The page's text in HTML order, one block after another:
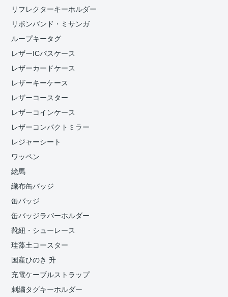
リフレクターキーホルダー
リボンバンド・ミサンガ
ループキータグ
レザーICパスケース
レザーカードケース
レザーキーケース
レザーコースター
レザーコインケース
レザーコンパクトミラー
レジャーシート
ワッペン
絵馬
織布缶バッジ
缶バッジ
缶バッジラバーホルダー
靴紐・シューレース
珪藻土コースター
国産ひのき 升
充電ケーブルストラップ
刺繍タグキーホルダー